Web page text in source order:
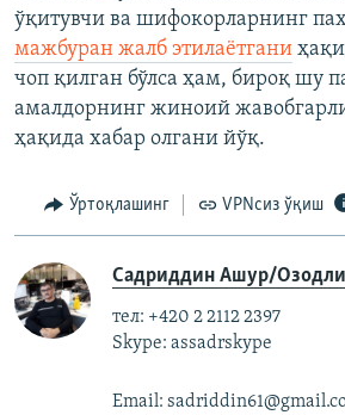
ўқитувчи ва шифокорларнинг
мажбуран жалб этилаётгани
чоп қилган бўлса ҳам, бироқ шу
амалдорнинг жиноий
ҳақида хабар олгани йўқ.
Ўртоқлашинг VPNсиз ўқиш
Садриддин Ашур/
тел: +420 2 2112 2397
Skype: assadrskype
Email: